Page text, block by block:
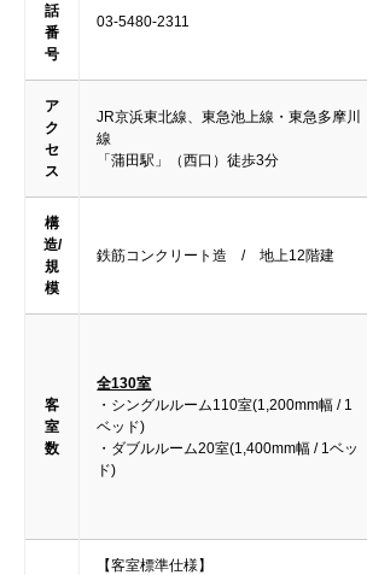
話
番
号
03-5480-2311
ア
ク
セ
ス
JR京浜東北線、東急池上線・東急多摩川
線
「蒲田駅」（西口）徒歩3分
構
造/
規
模
鉄筋コンクリート造 / 地上12階建
客
室
数
全130室
・シングルルーム110室(1,200mm幅 / 1
ベッド)
・ダブルルーム20室(1,400mm幅 / 1ベッ
ド)
【客室標準仕様】